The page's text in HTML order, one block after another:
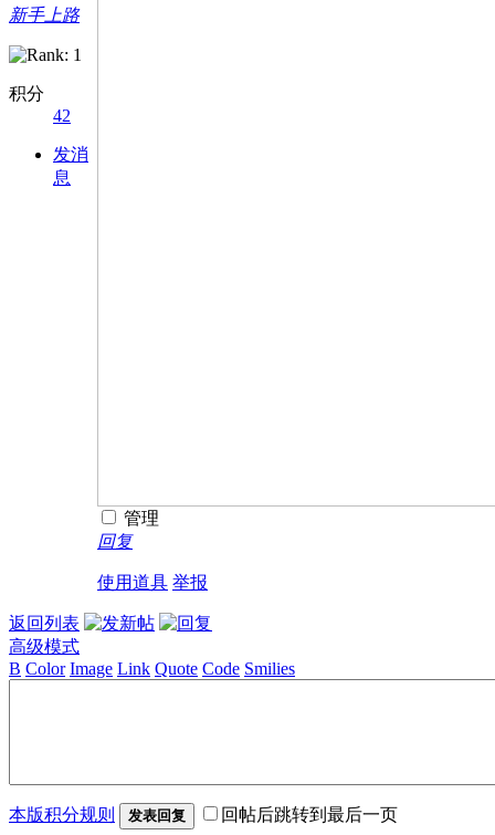
新手上路
积分
42
发消
息
管理
回复
使用道具 举报
返回列表
高级模式
B Color Image Link Quote Code Smilies
本版积分规则 发表回复 回帖后跳转到最后一页